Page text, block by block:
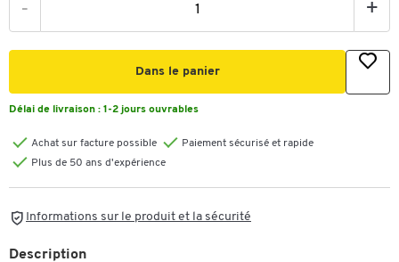
- +
Dans le panier
Délai de livraison : 1-2 jours ouvrables
Achat sur facture possible
Paiement sécurisé et rapide
Plus de 50 ans d'expérience
Informations sur le produit et la sécurité
Description